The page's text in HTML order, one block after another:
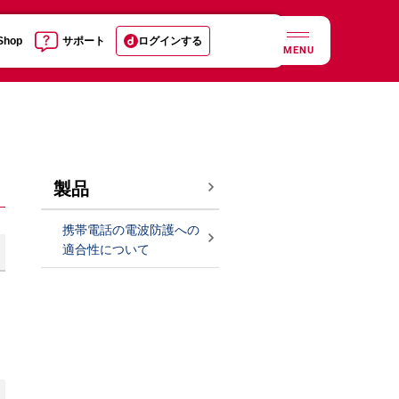
サポート ログインする
MENU
製品
携帯電話の電波防護への
適合性について